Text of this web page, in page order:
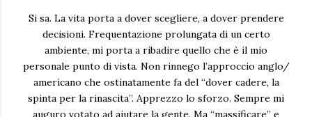
Si sa. La vita porta a dover scegliere, a dover prendere
decisioni. Frequentazione prolungata di un certo
ambiente, mi porta a ribadire quello che è il mio
personale punto di vista. Non rinnego l’approccio anglo/
americano che ostinatamente fa del “dover cadere, la
spinta per la rinascita”. Apprezzo lo sforzo. Sempre mi
auguro votato ad aiutare la gente. Ma “massificare” e